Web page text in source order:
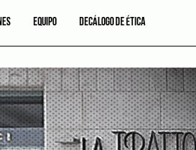
EQUIPO DECÁLOGO DE ÉTICA